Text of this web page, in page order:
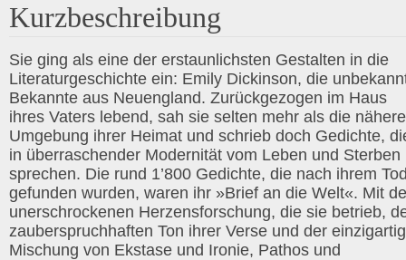
Kurzbeschreibung
Sie ging als eine der erstaunlichsten Gestalten in die
Literaturgeschichte ein: Emily Dickinson, die
Bekannte aus Neuengland. Zurückgezogen im Haus
ihres Vaters lebend, sah sie selten mehr als die nähere
Umgebung ihrer Heimat und schrieb doch Gedichte,
in überraschender Modernität vom Leben und Sterben
sprechen. Die rund 1’800 Gedichte, die nach ihrem
gefunden wurden, waren ihr »Brief an die Welt«. Mit
unerschrockenen Herzensforschung, die sie betrieb,
zauberspruchhaften Ton ihrer Verse und der
Mischung von Ekstase und Ironie, Pathos und